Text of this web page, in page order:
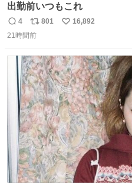
出勤前いつもこれ
返
信
4
リ
ポ
ト
数
801
い
数
16,892
21時間前